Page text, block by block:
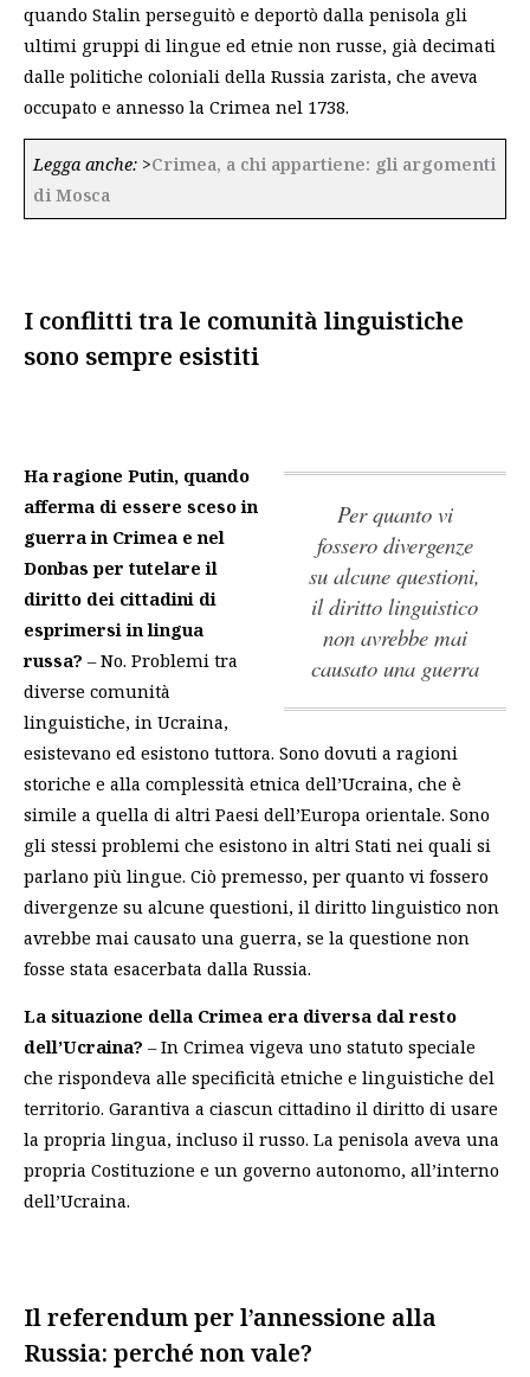
quando Stalin perseguitò e deportò dalla penisola gli
ultimi gruppi di lingue ed etnie non russe, già decimati
dalle politiche coloniali della Russia zarista, che aveva
occupato e annesso la Crimea nel 1738.
Legga anche: >Crimea, a chi appartiene: gli argomenti
di Mosca
I conflitti tra le comunità linguistiche
sono sempre esistiti
per quanto vi
fossero divergenze
su alcune questioni,
il diritto linguistico
non avrebbe mai
causato una guerra
Ha ragione Putin, quando
afferma di essere sceso in
guerra in Crimea e nel
Donbas per tutelare il
diritto dei cittadini di
esprimersi in lingua
russa? – No. Problemi tra
diverse comunità
linguistiche, in Ucraina,
esistevano ed esistono tuttora. Sono dovuti a ragioni
storiche e alla complessità etnica dell’Ucraina, che è
simile a quella di altri Paesi dell’Europa orientale. Sono
gli stessi problemi che esistono in altri Stati nei quali si
parlano più lingue. Ciò premesso, per quanto vi fossero
divergenze su alcune questioni, il diritto linguistico non
avrebbe mai causato una guerra, se la questione non
fosse stata esacerbata dalla Russia.
La situazione della Crimea era diversa dal resto
dell’Ucraina? – In Crimea vigeva uno statuto speciale
che rispondeva alle specificità etniche e linguistiche del
territorio. Garantiva a ciascun cittadino il diritto di usare
la propria lingua, incluso il russo. La penisola aveva una
propria Costituzione e un governo autonomo, all’interno
dell’Ucraina.
Il referendum per l’annessione alla
Russia: perché non vale?